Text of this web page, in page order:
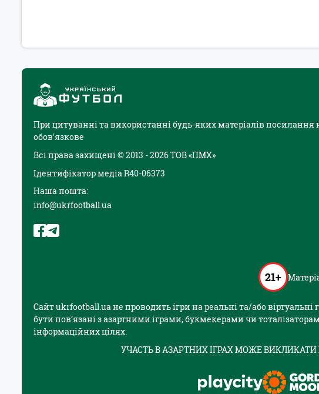
При цитуванні та використанні будь-яких матеріалів посилання
обов'язкове
Всі права захищені © 2013 - 2026 ТОВ «ПМХ»
Ідентифікатор медіа R40-06373
Наша пошта:
info@ukrfootball.ua
21+
Сайт ukrfootball.ua не проводить ігри на реальні та/або
бути пов’язані з азартними іграми, букмекерами чи
інформаційних цілях.
УЧАСТЬ В АЗАРТНИХ ІГРАХ МОЖЕ